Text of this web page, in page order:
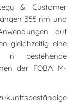
& Customer
355 nm und
auf
gleichzeitig eine
in bestehende
der FOBA M-